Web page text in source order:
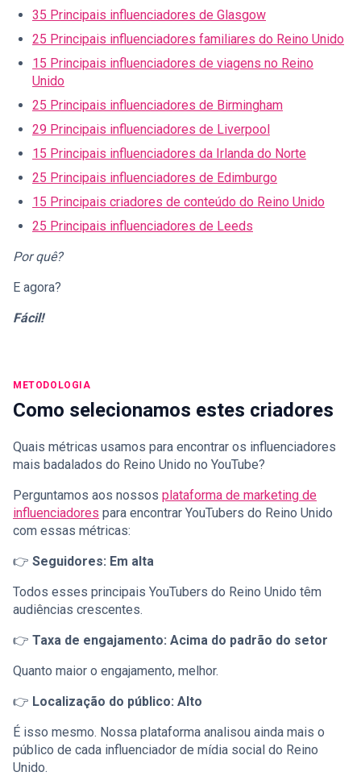
35 Principais influenciadores de Glasgow
25 Principais influenciadores familiares do Reino Unido
15 Principais influenciadores de viagens no Reino
Unido
25 Principais influenciadores de Birmingham
29 Principais influenciadores de Liverpool
15 Principais influenciadores da Irlanda do Norte
25 Principais influenciadores de Edimburgo
15 Principais criadores de conteúdo do Reino Unido
25 Principais influenciadores de Leeds
Por quê?
E agora?
Fácil!
METODOLOGIA
Como selecionamos estes criadores
Quais métricas usamos para encontrar os influenciadores
mais badalados do Reino Unido no YouTube?
Perguntamos aos nossos plataforma de marketing de
influenciadores para encontrar YouTubers do Reino Unido
com essas métricas:
👉 Seguidores: Em alta
Todos esses principais YouTubers do Reino Unido têm
audiências crescentes.
👉 Taxa de engajamento: Acima do padrão do setor
Quanto maior o engajamento, melhor.
👉 Localização do público: Alto
É isso mesmo. Nossa plataforma analisou ainda mais o
público de cada influenciador de mídia social do Reino
Unido.